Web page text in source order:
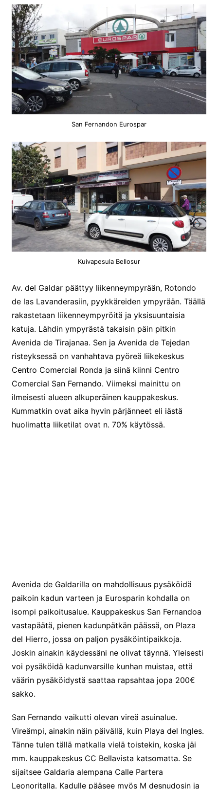
San Fernandon Eurospar
Kuivapesula Bellosur
Av. del Galdar päättyy liikenneympyrään, Rotondo
de las Lavanderasiin, pyykkäreiden ympyrään. Täällä
rakastetaan liikenneympyröitä ja yksisuuntaisia
katuja. Lähdin ympyrästä takaisin päin pitkin
Avenida de Tirajanaa. Sen ja Avenida de Tejedan
risteyksessä on vanhahtava pyöreä liikekeskus
Centro Comercial Ronda ja siinä kiinni Centro
Comercial San Fernando. Viimeksi mainittu on
ilmeisesti alueen alkuperäinen kauppakeskus.
Kummatkin ovat aika hyvin pärjänneet eli iästä
huolimatta liiketilat ovat n. 70% käytössä.
Avenida de Galdarilla on mahdollisuus pysäköidä
paikoin kadun varteen ja Eurosparin kohdalla on
isompi paikoitusalue. Kauppakeskus San Fernandoa
vastapäätä, pienen kadunpätkän päässä, on Plaza
del Hierro, jossa on paljon pysäköintipaikkoja.
Joskin ainakin käydessäni ne olivat täynnä. Yleisesti
voi pysäköidä kadunvarsille kunhan muistaa, että
väärin pysäköidystä saattaa rapsahtaa jopa 200€
sakko.
San Fernando vaikutti olevan vireä asuinalue.
Vireämpi, ainakin näin päivällä, kuin Playa del Ingles.
Tänne tulen tällä matkalla vielä toistekin, koska jäi
mm. kauppakeskus CC Bellavista katsomatta. Se
sijaitsee Galdaria alempana Calle Partera
Leonoritalla. Kadulle pääsee myös M desnudosin ja